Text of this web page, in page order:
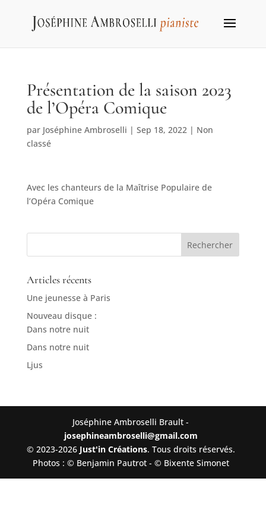
Présentation de la saison 2023
de l’Opéra Comique
par Joséphine Ambroselli | Sep 18, 2022| Non
classé
Avec les chanteurs de la Maîtrise Populaire de
l’Opéra Comique
Articles récents
Une jeunesse à Paris
Nouveau disque :
Dans notre nuit
Dans notre nuit
Ljus
Joséphine Ambroselli Brault -
josephineambroselli@gmail.com
© 2023-2026 Just'in Créations. Tous droits réservés.
Photos : © Benjamin Pautrot - © Bixente Simonet